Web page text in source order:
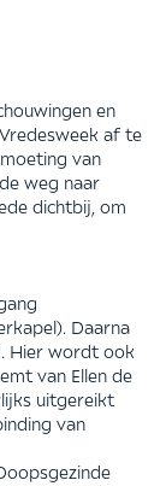
en
af te
van
weg naar
dichtbij, om
Daarna
Hier wordt ook
van Ellen de
uitgereikt
van